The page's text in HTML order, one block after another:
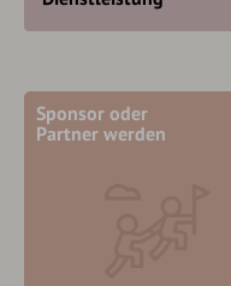
Sponsor oder
Partner werden